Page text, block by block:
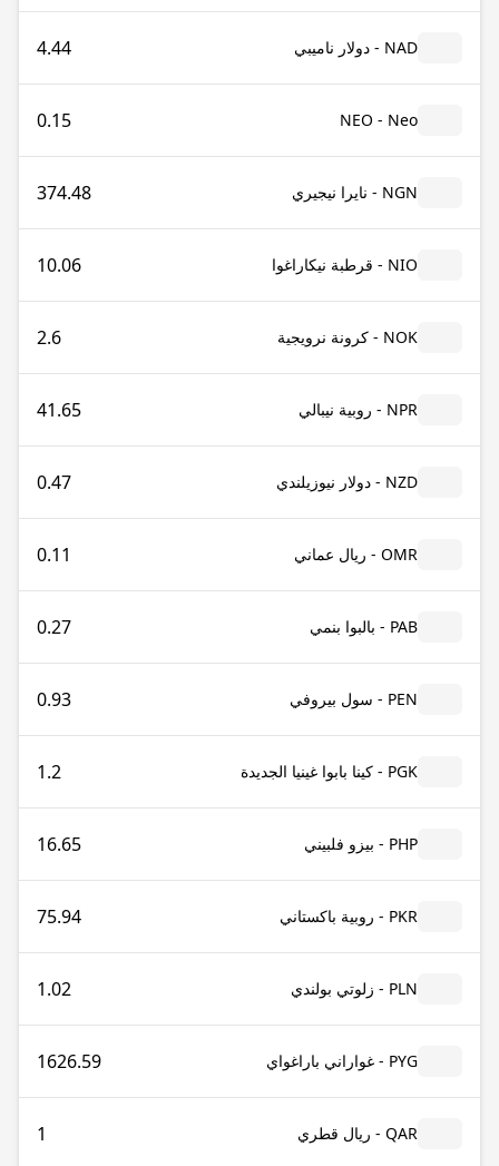
NAD - دولار ناميبي 4.44
NEO - Neo
0.15
NGN - نايرا نيجيري 374.48
NIO - قرطبة نيكاراغوا 10.06
NOK - كرونة نرويجية 2.6
NPR - روبية نيبالي 41.65
NZD - دولار نيوزيلندي 0.47
OMR - ريال عماني 0.11
PAB - بالبوا بنمي 0.27
PEN - سول بيروفي 0.93
PGK - كينا بابوا غينيا الجديدة 1.2
PHP - بيزو فلبيني 16.65
PKR - روبية باكستاني 75.94
PLN - زلوتي بولندي 1.02
PYG - غواراني باراغواي 1626.59
QAR - ريال قطري 1